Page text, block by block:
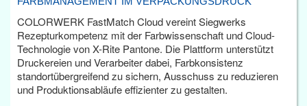
COLORWERK FastMatch Cloud vereint Siegwerks
Rezepturkompetenz mit der Farbwissenschaft und Cloud-
Technologie von X-Rite Pantone. Die Plattform unterstützt
Druckereien und Verarbeiter dabei, Farbkonsistenz
standortübergreifend zu sichern, Ausschuss zu reduzieren
und Produktionsabläufe effizienter zu gestalten.